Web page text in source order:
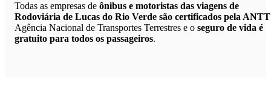
Todas as empresas de ônibus e motoristas das viagens de
Rodoviária de Lucas do Rio Verde são certificados pela ANTT
Agência Nacional de Transportes Terrestres e o seguro de vida é
gratuito para todos os passageiros.